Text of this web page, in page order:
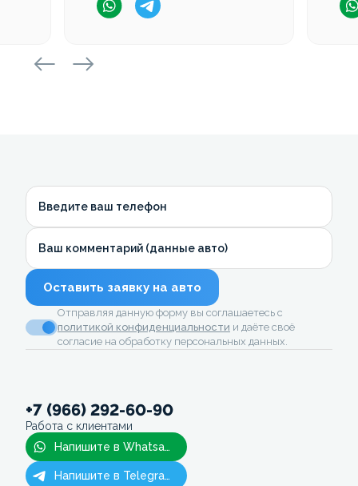
Введите ваш телефон
Ваш комментарий (данные авто)
Оставить заявку на авто
Отправляя данную форму вы соглашаетесь с
политикой конфиденциальности и даёте своё
согласие на обработку персональных данных.
+7 (966) 292-60-90
Работа с клиентами
Напишите в Whatsapp
Напишите в Telegram